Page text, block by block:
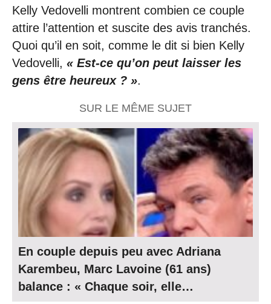
Kelly Vedovelli montrent combien ce couple
attire l’attention et suscite des avis tranchés.
Quoi qu’il en soit, comme le dit si bien Kelly
Vedovelli, « Est-ce qu’on peut laisser les
gens être heureux ? ».
SUR LE MÊME SUJET
En couple depuis peu avec Adriana
Karembeu, Marc Lavoine (61 ans)
balance : « Chaque soir, elle…